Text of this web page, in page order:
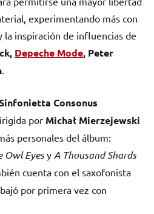
experimentando más con
la inspiración de influencias de
Depeche Mode, Peter
Consonus
por Michał Mierzejewski
personales del álbum:
Owl Eyesy A Thousand Shards
cuenta con el saxofonista
por primera vez con